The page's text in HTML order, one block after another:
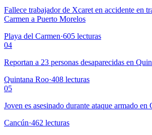
Fallece trabajador de Xcaret en accidente en
Carmen a Puerto Morelos
Playa del Carmen·605 lecturas
04
Reportan a 23 personas desaparecidas en
Quintana Roo·408 lecturas
05
Joven es asesinado durante ataque armado en
Cancún·462 lecturas